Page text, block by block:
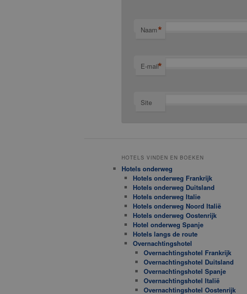
Naam*
E-mail*
Site
HOTELS VINDEN EN BOEKEN
Hotels onderweg
Hotels onderweg Frankrijk
Hotels onderweg Duitsland
Hotels onderweg Italie
Hotels onderweg Noord Italië
Hotels onderweg Oostenrijk
Hotel onderweg Spanje
Hotels langs de route
Overnachtingshotel
Overnachtingshotel Frankrijk
Overnachtingshotel Duitsland
Overnachtingshotel Spanje
Overnachtingshotel Italië
Overnachtingshotel Oostenrijk